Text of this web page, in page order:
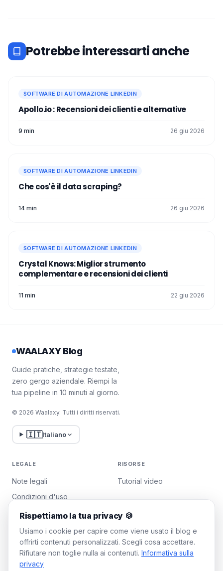
Potrebbe interessarti anche
SOFTWARE DI AUTOMAZIONE LINKEDIN
Apollo.io : Recensioni dei clienti e alternative
9 min 26 giu 2026
SOFTWARE DI AUTOMAZIONE LINKEDIN
Che cos'è il data scraping?
14 min 26 giu 2026
SOFTWARE DI AUTOMAZIONE LINKEDIN
Crystal Knows: Miglior strumento
complementare e recensioni dei clienti
11 min 22 giu 2026
WAALAXY Blog
Guide pratiche, strategie testate,
zero gergo aziendale. Riempi la
tua pipeline in 10 minuti al giorno.
© 2026 Waalaxy. Tutti i diritti riservati.
🇮🇹Italiano
LEGALE
Note legali
Condizioni d'uso
Politica sulla privacy
Gestisci i cookie
RISORSE
Tutorial video
WAALAXY
Rispettiamo la tua privacy 🍪
Usiamo i cookie per capire come viene usato il blog e
offrirti contenuti personalizzati. Scegli cosa accettare.
Rifiutare non toglie nulla ai contenuti. Informativa sulla
privacy